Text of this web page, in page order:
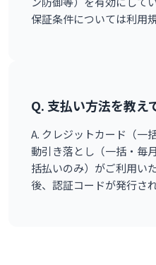
保証条件については利用
Q. 支払い方法を教え
A. クレジットカード（一
動引き落とし（一括・毎
括払いのみ）がご利用い
後、認証コードが発行さ